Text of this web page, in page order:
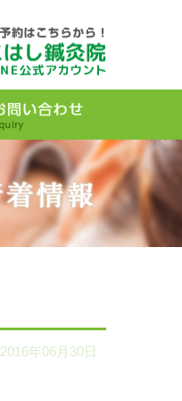
2016年06月30日